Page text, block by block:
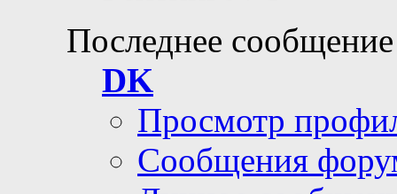
Последнее
DK
Просмотр
Сообщения